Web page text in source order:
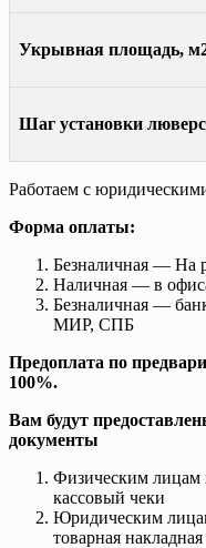
Укрывная площадь,
Шаг установки
Работаем с
Форма оплаты:
Безналичная — На
Наличная — в
Безналичная —
МИР, СПБ
Предоплата по
100%.
Вам будут
документы
Физическим лицам
кассовый чеки
Юридическим
товарная